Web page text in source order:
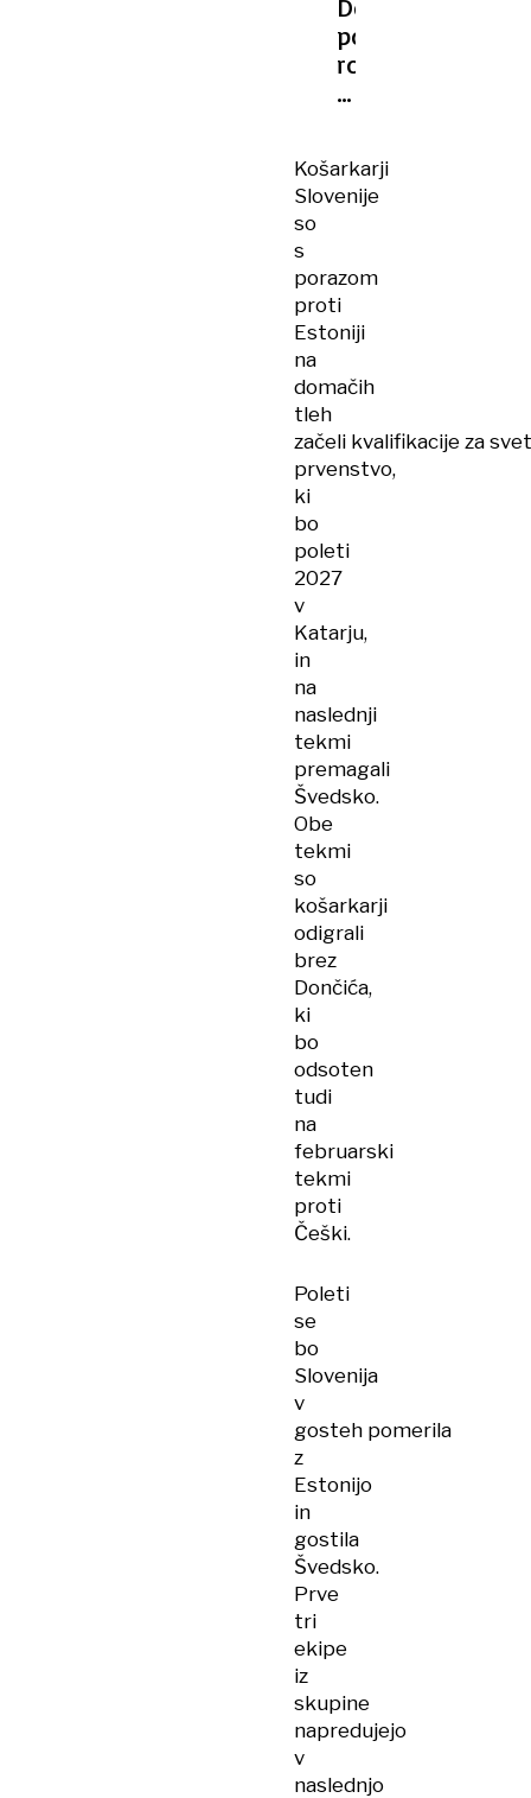
NBA
Dončić
po
rojstvu
hčerke
dominira
Košarkarji
Slovenije
so
s
porazom
proti
Estoniji
na
domačih
tleh
začeli kvalifikacije za
prvenstvo,
ki
bo
poleti
2027
v
Katarju,
in
na
naslednji
tekmi
premagali
Švedsko.
Obe
tekmi
so
košarkarji
odigrali
brez
Dončića,
ki
bo
odsoten
tudi
na
februarski
tekmi
proti
Češki.
Poleti
se
bo
Slovenija
v
gosteh pomerila
z
Estonijo
in
gostila
Švedsko.
Prve
tri
ekipe
iz
skupine
napredujejo
v
naslednjo